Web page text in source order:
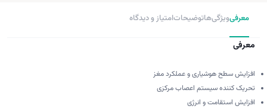
معرفیویژگی‌هاتوضیحاتامتیاز و دیدگاه
معرفی
افزایش سطح هوشیاری و عملکرد مغز
تحریک کننده سیستم اعصاب مرکزی
افزایش استقامت و انرژی